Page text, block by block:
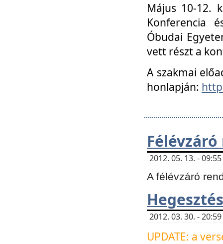
Május 10-12.
Konferencia
Óbudai
vett részt a
A szakmai
honlapján:
2012. 05. 13. -
A félévzáró
2012. 03. 30. -
UPDATE: a